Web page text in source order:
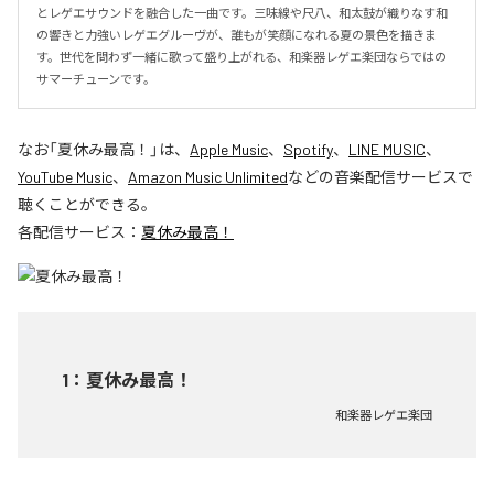
とレゲエサウンドを融合した一曲です。三味線や尺八、和太鼓が織りなす和
の響きと力強いレゲエグルーヴが、誰もが笑顔になれる夏の景色を描きま
す。世代を問わず一緒に歌って盛り上がれる、和楽器レゲエ楽団ならではの
サマーチューンです。
なお「夏休み最高！ 」は、 Apple Music、 Spotify、 LINE MUSIC、
YouTube Music、 Amazon Music Unlimitedなどの音楽配信サービスで
聴くことができる。
各配信サービス： 夏休み最高！
1 ： 夏休み最高！
和楽器レゲエ楽団